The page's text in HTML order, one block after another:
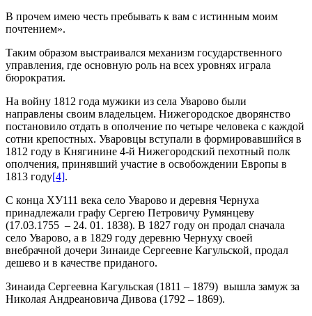
В прочем имею честь пребывать к вам с истинным моим
почтением».
Таким образом выстраивался механизм государственного
управления, где основную роль на всех уровнях играла
бюрократия.
На войну 1812 года мужики из села Уварово были
направлены своим владельцем. Нижегородское дворянство
постановило отдать в ополчение по четыре человека с каждой
сотни крепостных. Уваровцы вступали в формировавшийся в
1812 году в Княгинине 4-й Нижегородский пехотный полк
ополчения, принявший участие в освобождении Европы в
1813 году[4].
С конца ХУ111 века село Уварово и деревня Чернуха
принадлежали графу Сергею Петровичу Румянцеву
(17.03.1755 – 24. 01. 1838). В 1827 году он продал сначала
село Уварово, а в 1829 году деревню Чернуху своей
внебрачной дочери Зинаиде Сергеевне Кагульской, продал
дешево и в качестве приданого.
Зинаида Сергеевна Кагульская (1811 – 1879) вышла замуж за
Николая Андреановича Дивова (1792 – 1869).